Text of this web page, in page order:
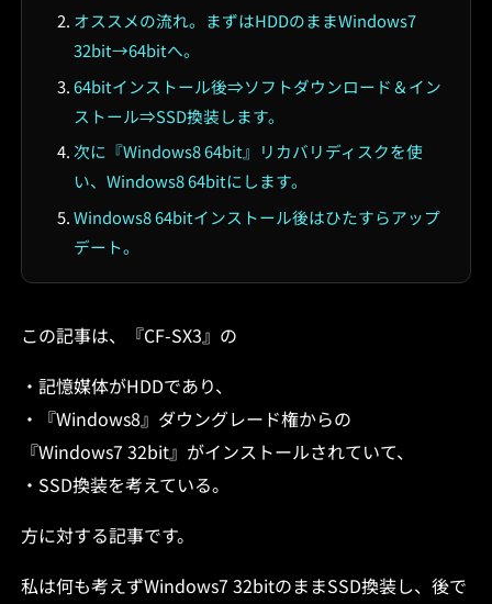
オススメの流れ。まずはHDDのままWindows7
32bit→64bitへ。
64bitインストール後⇒ソフトダウンロード＆イン
ストール⇒SSD換装します。
次に『Windows8 64bit』リカバリディスクを使
い、Windows8 64bitにします。
Windows8 64bitインストール後はひたすらアップ
デート。
この記事は、『CF-SX3』の
・記憶媒体がHDDであり、
・『Windows8』ダウングレード権からの
『Windows7 32bit』がインストールされていて、
・SSD換装を考えている。
方に対する記事です。
私は何も考えずWindows7 32bitのままSSD換装し、後で